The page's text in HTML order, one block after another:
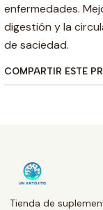
enfermedades.
digestión y la
de saciedad.
COMPARTIR ESTE
Tienda de